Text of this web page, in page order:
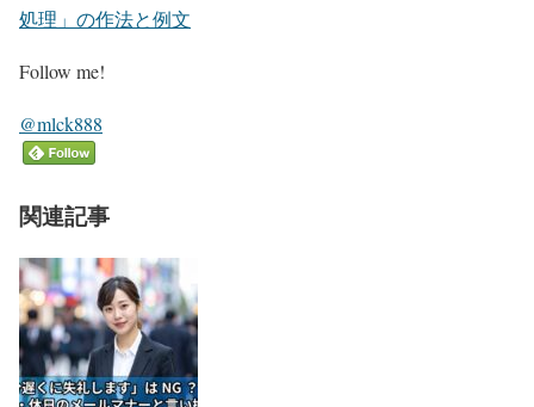
処理」の作法と例文
Follow me!
@mlck888
関連記事